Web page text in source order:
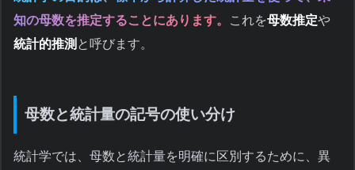
知の母数を推定することにあります。
これを母数推定や
統計的推測 と呼びます。
母数と統計量の記号の使い分け
統計学では、母数と統計量を明確に区別するために、異